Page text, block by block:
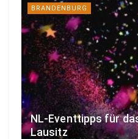
BRANDENBURG
NL-Eventtipps für
Lausitz